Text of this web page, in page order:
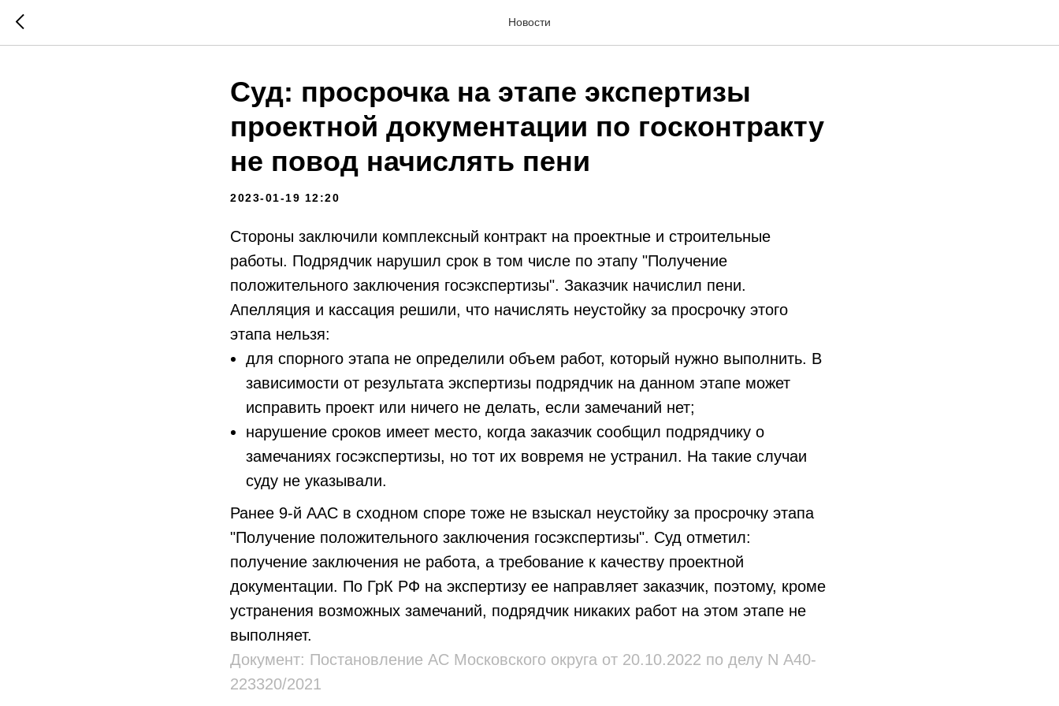
Новости
Суд: просрочка на этапе экспертизы
проектной документации по госконтракту
не повод начислять пени
2023-01-19 12:20
Стороны заключили комплексный контракт на проектные и строительные
работы. Подрядчик нарушил срок в том числе по этапу "Получение
положительного заключения госэкспертизы". Заказчик начислил пени.
Апелляция и кассация решили, что начислять неустойку за просрочку этого
этапа нельзя:
для спорного этапа не определили объем работ, который нужно выполнить. В
зависимости от результата экспертизы подрядчик на данном этапе может
исправить проект или ничего не делать, если замечаний нет;
нарушение сроков имеет место, когда заказчик сообщил подрядчику о
замечаниях госэкспертизы, но тот их вовремя не устранил. На такие случаи
суду не указывали.
Ранее 9-й ААС в сходном споре тоже не взыскал неустойку за просрочку этапа
"Получение положительного заключения госэкспертизы". Суд отметил:
получение заключения не работа, а требование к качеству проектной
документации. По ГрК РФ на экспертизу ее направляет заказчик, поэтому, кроме
устранения возможных замечаний, подрядчик никаких работ на этом этапе не
выполняет.
Документ: Постановление АС Московского округа от 20.10.2022 по делу N А40-
223320/2021